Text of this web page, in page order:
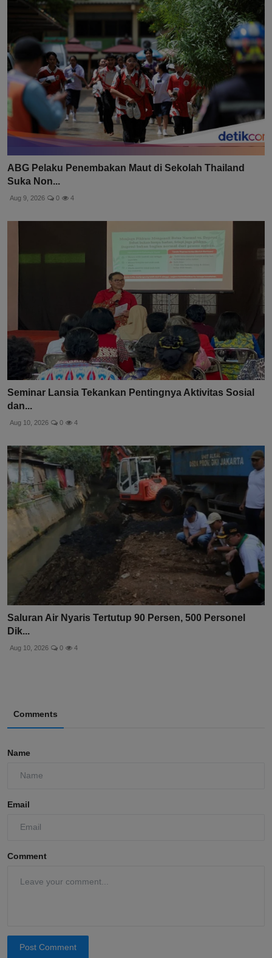
ABG Pelaku Penembakan Maut di Sekolah Thailand
Suka Non...
Aug 9, 2026 0 4
Seminar Lansia Tekankan Pentingnya Aktivitas Sosial
dan...
Aug 10, 2026 0 4
Saluran Air Nyaris Tertutup 90 Persen, 500 Personel
Dik...
Aug 10, 2026 0 4
Comments
Name
Email
Comment
Post Comment